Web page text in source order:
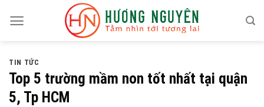
TIN TỨC
Top 5 trường mầm non tốt nhất tại quận
5, Tp HCM